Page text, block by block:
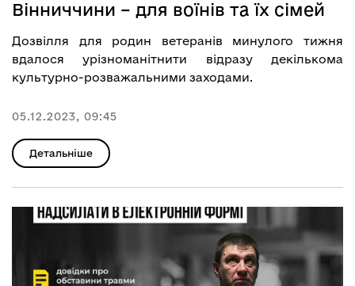
Вінниччини – для воїнів та їх сімей
Дозвілля для родин ветеранів минулого тижня
вдалося урізноманітнити відразу декількома
культурно-розважальними заходами.
05.12.2023, 09:45
Детальніше